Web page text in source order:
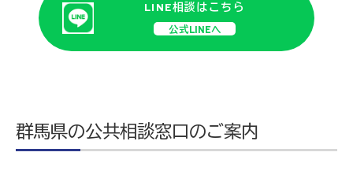
LINE相談はこちら
公式LINEへ
群馬県の公共相談窓口のご案内